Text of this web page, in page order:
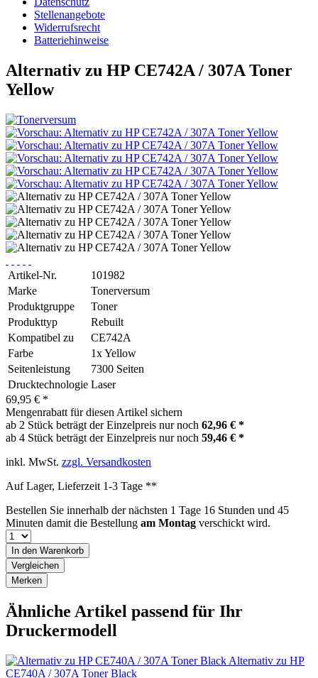
Stellenangebote
Widerrufsrecht
Batteriehinweise
Alternativ zu HP CE742A / 307A Toner
Yellow
Artikel-Nr.
101982
Marke
Tonerversum
Produktgruppe
Toner
Produkttyp
Rebuilt
Kompatibel zu
CE742A
Farbe
1x Yellow
Seitenleistung
7300 Seiten
Drucktechnologie Laser
69,95 € *
Mengenrabatt für diesen Artikel sichern
ab 2 Stück beträgt der Einzelpreis nur noch 62,96 € *
ab 4 Stück beträgt der Einzelpreis nur noch 59,46 € *
inkl. MwSt. zzgl. Versandkosten
Auf Lager, Lieferzeit 1-3 Tage **
Bestellen Sie innerhalb der nächsten 1 Tage 16 Stunden und 45
Minuten damit die Bestellung am Montag verschickt wird.
In den Warenkorb
Vergleichen
Merken
Ähnliche Artikel passend für Ihr
Druckermodell
Alternativ zu HP
CE740A / 307A Toner Black